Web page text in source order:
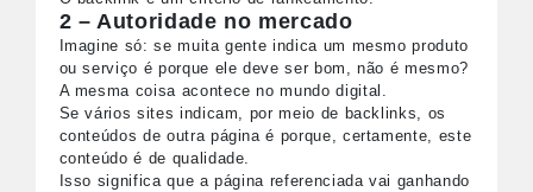
2 – Autoridade no mercado
Imagine só: se muita gente indica um mesmo produto
ou serviço é porque ele deve ser bom, não é mesmo?
A mesma coisa acontece no mundo digital.
Se vários sites indicam, por meio de backlinks, os
conteúdos de outra página é porque, certamente, este
conteúdo é de qualidade.
Isso significa que a página referenciada vai ganhando